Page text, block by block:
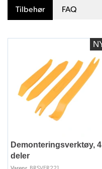
Tilbehør FAQ
Demonteringsverktøy, 4
deler
BRSVER221